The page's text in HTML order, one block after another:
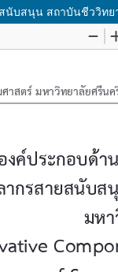
บสนุน สถาบันชีววิท